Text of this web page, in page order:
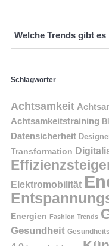
Welche Trends gibt
Schlagwörter
Achtsamkeit
Achtsamkeitstraining
Datensicherheit
Transformation
Elektromobilität
Energien Fashion Trends
Gesundheit